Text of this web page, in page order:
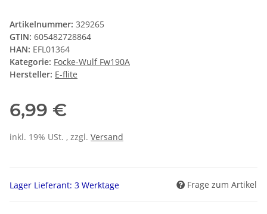
Artikelnummer: 329265
GTIN: 605482728864
HAN: EFL01364
Kategorie: Focke-Wulf Fw190A
Hersteller: E-flite
6,99 €
inkl. 19% USt. , zzgl. Versand
Lager Lieferant: 3 Werktage Frage zum Artikel